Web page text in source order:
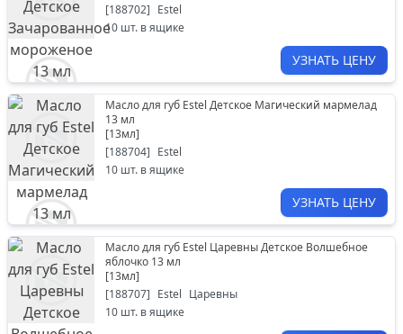
[188702] Estel
10 шт. в ящике
УЗНАТЬ ЦЕНУ
Масло для губ Estel Детское Магический мармелад
13 мл
[13мл]
[188704] Estel
10 шт. в ящике
УЗНАТЬ ЦЕНУ
Масло для губ Estel Царевны Детское Волшебное
яблочко 13 мл
[13мл]
[188707] Estel Царевны
10 шт. в ящике